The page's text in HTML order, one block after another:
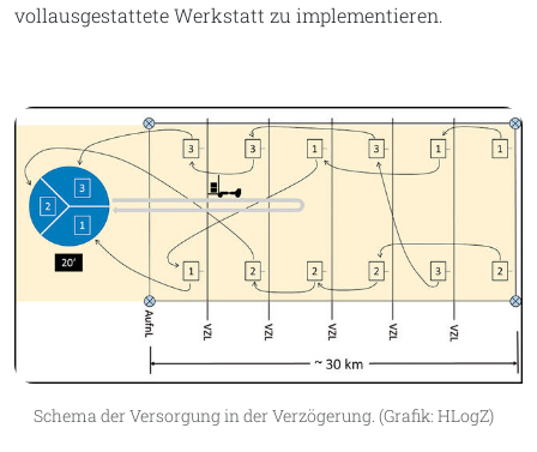
vollausgestattete Werkstatt zu implementieren.
Schema der Versorgung in der Verzögerung. (Grafik: HLogZ)